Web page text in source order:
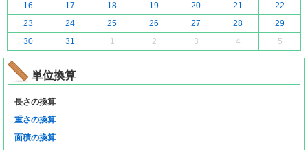
16
17 18 19 20 21
22
23
24 25 26 27 28
29
30
31 1 2 3 4 5
単位換算
長さの換算
重さの換算
面積の換算